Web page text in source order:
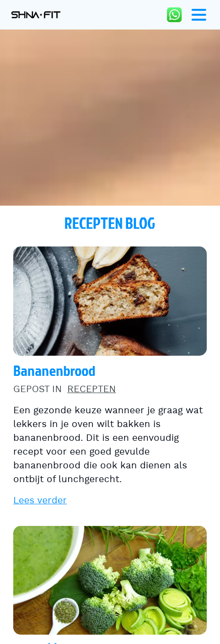
RECEPTEN BLOG
Bananenbrood
GEPOST IN RECEPTEN
Een gezonde keuze wanneer je graag wat
lekkers in je oven wilt bakken is
bananenbrood. Dit is een eenvoudig
recept voor een goed gevulde
bananenbrood die ook kan dienen als
ontbijt of lunchgerecht.
Lees verder